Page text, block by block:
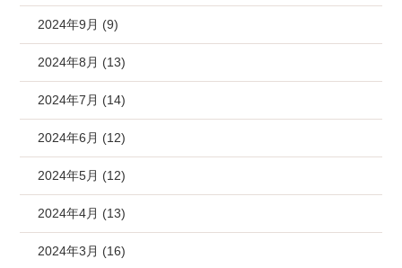
2024年9月 (9)
2024年8月 (13)
2024年7月 (14)
2024年6月 (12)
2024年5月 (12)
2024年4月 (13)
2024年3月 (16)